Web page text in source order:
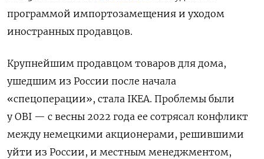
программой импортозамещения и уходом
иностранных продавцов.
Крупнейшим продавцом товаров для дома,
ушедшим из России после начала
«спецоперации», стала IKEA. Проблемы были
у OBI — с весны 2022 года ее сотрясал конфликт
между немецкими акционерами, решившими
уйти из России, и местным менеджментом,